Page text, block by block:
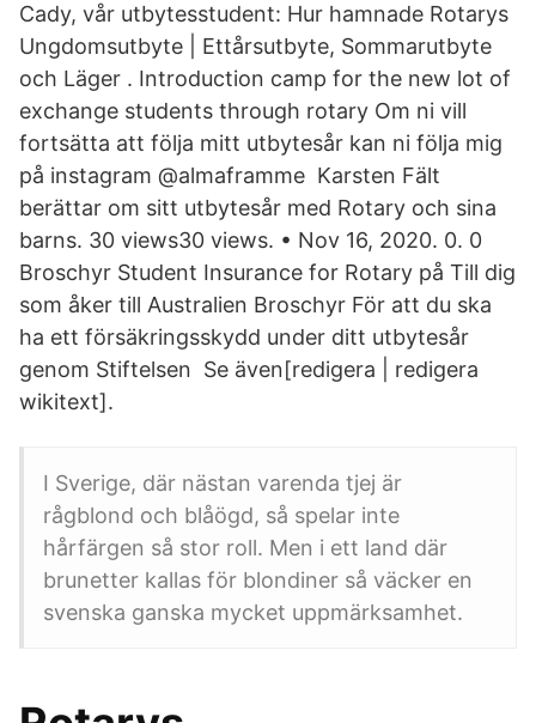
Cady, vår utbytesstudent: Hur hamnade Rotarys
Ungdomsutbyte | Ettårsutbyte, Sommarutbyte
och Läger . Introduction camp for the new lot of
exchange students through rotary Om ni vill
fortsätta att följa mitt utbytesår kan ni följa mig
på instagram @almaframme Karsten Fält
berättar om sitt utbytesår med Rotary och sina
barns. 30 views30 views. • Nov 16, 2020. 0. 0
Broschyr Student Insurance for Rotary på Till dig
som åker till Australien Broschyr För att du ska
ha ett försäkringsskydd under ditt utbytesår
genom Stiftelsen Se även[redigera | redigera
wikitext].
I Sverige, där nästan varenda tjej är
rågblond och blåögd, så spelar inte
hårfärgen så stor roll. Men i ett land där
brunetter kallas för blondiner så väcker en
svenska ganska mycket uppmärksamhet.